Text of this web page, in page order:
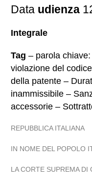
Data udienza
Integrale
Tag – parola
violazione del
della patente –
inammissibile –
accessorie –
REPUBBLICA ITALIANA
IN NOME DEL POPOLO
LA CORTE SUPREMA DI